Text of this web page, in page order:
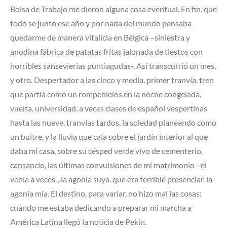
Bolsa de Trabajo me dieron alguna cosa eventual. En fin, que
todo se juntó ese año y por nada del mundo pensaba
quedarme de manera vitalicia en Bélgica –siniestra y
anodina fábrica de patatas fritas jalonada de tiestos con
horribles sansevierias puntiagudas-. Así transcurrió un mes,
y otro. Despertador a las cinco y media, primer tranvía, tren
que partía como un rompehielos en la noche congelada,
vuelta, universidad, a veces clases de español vespertinas
hasta las nueve, tranvías tardos, la soledad planeando como
un buitre, y la lluvia que caía sobre el jardín interior al que
daba mi casa, sobre su césped verde vivo de cementerio,
cansancio, las últimas convulsiones de mi matrimonio –él
venía a veces-, la agonía suya, que era terrible presenciar, la
agonía mía. El destino, para variar, no hizo mal las cosas:
cuando me estaba dedicando a preparar mi marcha a
América Latina llegó la noticia de Pekín.